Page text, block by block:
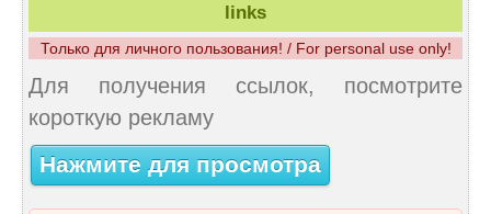
links
Только для личного пользования! / For personal use only!
Для получения ссылок, посмотрите
короткую рекламу
Нажмите для просмотра